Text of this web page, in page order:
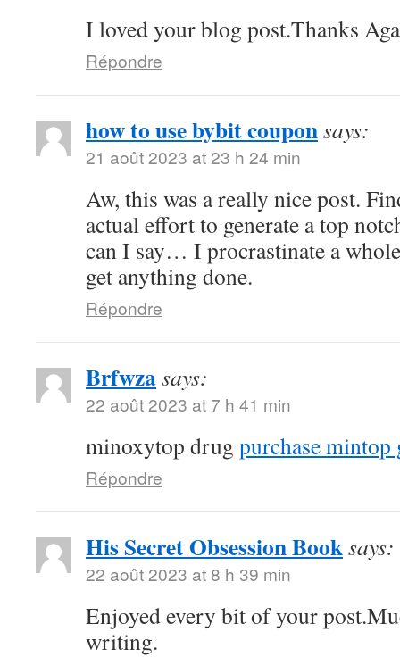
I loved your blog post.Thanks
Répondre
how to use bybit couponsays:
21 août 2023 at 23 h 24 min
Aw, this was a really nice post.
actual effort to generate a top
can I say… I procrastinate a
get anything done.
Répondre
Brfwzasays:
22 août 2023 at 7 h 41 min
minoxytop drug purchase mintop
Répondre
His Secret Obsession Booksays:
22 août 2023 at 8 h 39 min
Enjoyed every bit of your
writing.